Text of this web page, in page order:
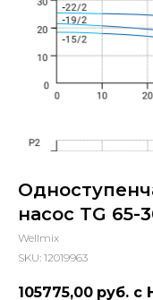
насос TG 65-
Wellmix
SKU: 12019963
105775,00 руб. с